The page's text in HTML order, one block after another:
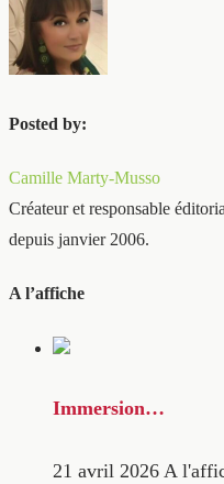
Posted by:
Camille Marty-Musso
Créateur et responsable
depuis janvier 2006.
A l’affiche
Immersion…
21 avril 2026 A